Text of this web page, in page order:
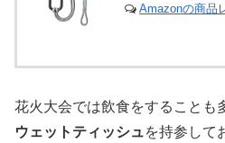
Amazonの商品
花火大会では飲食をすることも
ウェットティッシュを持参して